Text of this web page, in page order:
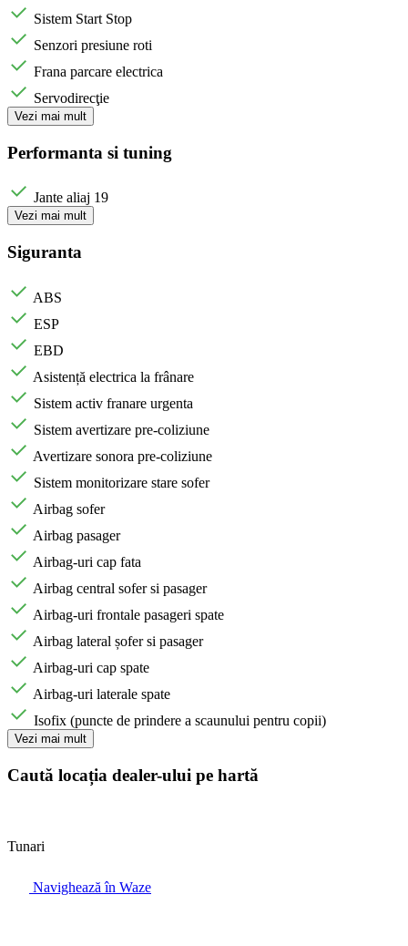
Sistem Start Stop
Senzori presiune roti
Frana parcare electrica
Servodirecţie
Vezi mai mult
Performanta si tuning
Jante aliaj 19
Vezi mai mult
Siguranta
ABS
ESP
EBD
Asistență electrica la frânare
Sistem activ franare urgenta
Sistem avertizare pre-coliziune
Avertizare sonora pre-coliziune
Sistem monitorizare stare sofer
Airbag sofer
Airbag pasager
Airbag-uri cap fata
Airbag central sofer si pasager
Airbag-uri frontale pasageri spate
Airbag lateral șofer si pasager
Airbag-uri cap spate
Airbag-uri laterale spate
Isofix (puncte de prindere a scaunului pentru copii)
Vezi mai mult
Caută locația dealer-ului pe hartă
Tunari
Navighează în Waze